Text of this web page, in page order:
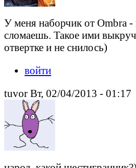
У меня наборчик от Ombra -
сломаешь. Такое ими
отвертке и не снилось)
войти
tuvor Вт, 02/04/2013 - 01:17